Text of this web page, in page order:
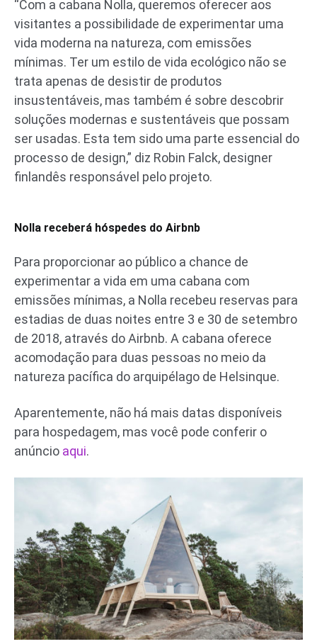
“Com a cabana Nolla, queremos oferecer aos
visitantes a possibilidade de experimentar uma
vida moderna na natureza, com emissões
mínimas. Ter um estilo de vida ecológico não se
trata apenas de desistir de produtos
insustentáveis, mas também é sobre descobrir
soluções modernas e sustentáveis que possam
ser usadas. Esta tem sido uma parte essencial do
processo de design,” diz Robin Falck, designer
finlandês responsável pelo projeto.
Nolla receberá hóspedes do Airbnb
Para proporcionar ao público a chance de
experimentar a vida em uma cabana com
emissões mínimas, a Nolla recebeu reservas para
estadias de duas noites entre 3 e 30 de setembro
de 2018, através do Airbnb. A cabana oferece
acomodação para duas pessoas no meio da
natureza pacífica do arquipélago de Helsinque.
Aparentemente, não há mais datas disponíveis
para hospedagem, mas você pode conferir o
anúncio aqui.